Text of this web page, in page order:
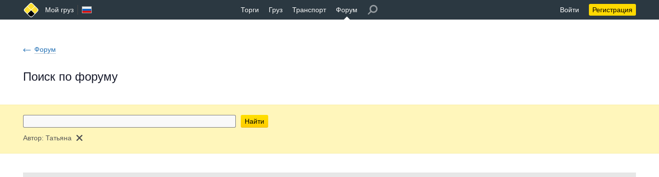
Мой груз Торги Груз Транспорт Форум Войти Регистрация
Форум
Поиск по форуму
Найти
Автор: Татьяна